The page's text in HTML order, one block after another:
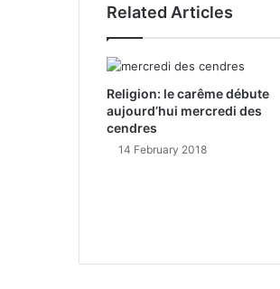
Related Articles
Religion: le carême débute
aujourd’hui mercredi des
cendres
14 February 2018